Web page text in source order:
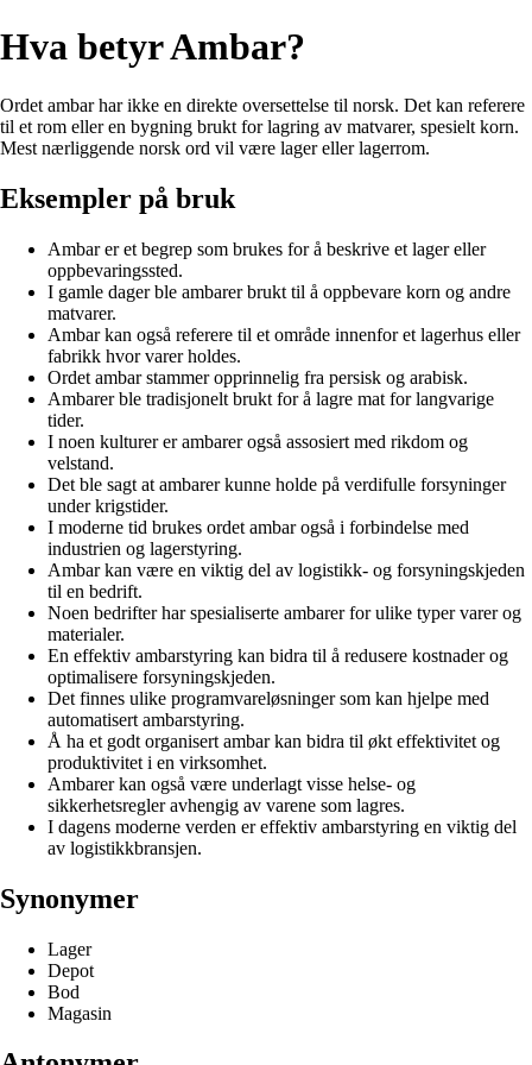
Hva betyr Ambar?
Ordet ambar har ikke en direkte oversettelse til norsk. Det kan referere
til et rom eller en bygning brukt for lagring av matvarer, spesielt korn.
Mest nærliggende norsk ord vil være lager eller lagerrom.
Eksempler på bruk
Ambar er et begrep som brukes for å beskrive et lager eller
oppbevaringssted.
I gamle dager ble ambarer brukt til å oppbevare korn og andre
matvarer.
Ambar kan også referere til et område innenfor et lagerhus eller
fabrikk hvor varer holdes.
Ordet ambar stammer opprinnelig fra persisk og arabisk.
Ambarer ble tradisjonelt brukt for å lagre mat for langvarige
tider.
I noen kulturer er ambarer også assosiert med rikdom og
velstand.
Det ble sagt at ambarer kunne holde på verdifulle forsyninger
under krigstider.
I moderne tid brukes ordet ambar også i forbindelse med
industrien og lagerstyring.
Ambar kan være en viktig del av logistikk- og forsyningskjeden
til en bedrift.
Noen bedrifter har spesialiserte ambarer for ulike typer varer og
materialer.
En effektiv ambarstyring kan bidra til å redusere kostnader og
optimalisere forsyningskjeden.
Det finnes ulike programvareløsninger som kan hjelpe med
automatisert ambarstyring.
Å ha et godt organisert ambar kan bidra til økt effektivitet og
produktivitet i en virksomhet.
Ambarer kan også være underlagt visse helse- og
sikkerhetsregler avhengig av varene som lagres.
I dagens moderne verden er effektiv ambarstyring en viktig del
av logistikkbransjen.
Synonymer
Lager
Depot
Bod
Magasin